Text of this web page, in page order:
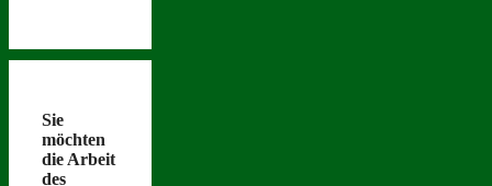
Sie
möcht­en
die Arbeit
des